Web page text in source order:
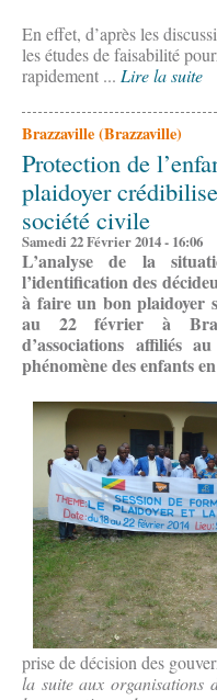
En effet, d’après les
les études de faisabilité
rapidement ... Lire la suite
Brazzaville (Brazzaville)
Protection de
plaidoyer
société civile
Samedi 22 Février 2014 - 16:06
L’analyse de la
l’identification des
à faire un bon plaidoyer
au 22 février à
d’associations affiliés
phénomène des enfants
prise de décision des
la suite aux organisations